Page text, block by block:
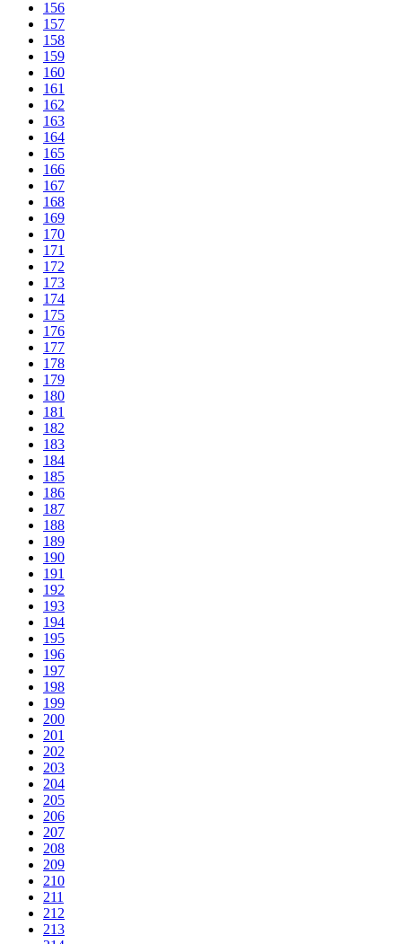
156
157
158
159
160
161
162
163
164
165
166
167
168
169
170
171
172
173
174
175
176
177
178
179
180
181
182
183
184
185
186
187
188
189
190
191
192
193
194
195
196
197
198
199
200
201
202
203
204
205
206
207
208
209
210
211
212
213